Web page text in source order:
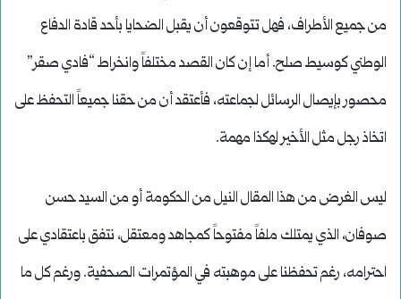
من جميع الأطراف، فهل تتوقعون أن يقبل الضحايا بأحد قادة الدفاع
الوطني كوسيط صلح. أما إن كان القصد مختلفاً وانخراط “فادي صقر”
محصور بإيصال الرسائل لجماعته، فأعتقد أن من حقنا جميعاً التحفظ على
اتخاذ رجل مثل الأخير لهكذا مهمة.
ليس الغرض من هذا المقال النيل من الحكومة أو من السيد حسن
صوفان، الذي يمتلك ملفاً مفتوحاً كمجاهد ومعتقل، نتفق باعتقادي على
احترامه، رغم تحفظنا على موهبته في المؤتمرات الصحفية. ورغم كل ما